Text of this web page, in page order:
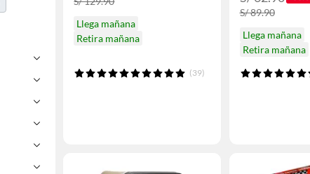
Llega mañana
Retira mañana
(39)
S/ 89.90
Llega mañana
Retira mañana